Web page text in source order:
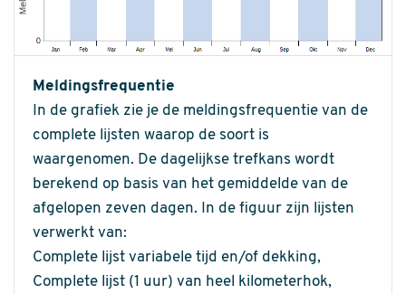
Meldingsfrequentie
In de grafiek zie je de meldingsfrequentie van de
complete lijsten waarop de soort is
waargenomen. De dagelijkse trefkans wordt
berekend op basis van het gemiddelde van de
afgelopen zeven dagen. In de figuur zijn lijsten
verwerkt van:
Complete lijst variabele tijd en/of dekking,
Complete lijst (1 uur) van heel kilometerhok,